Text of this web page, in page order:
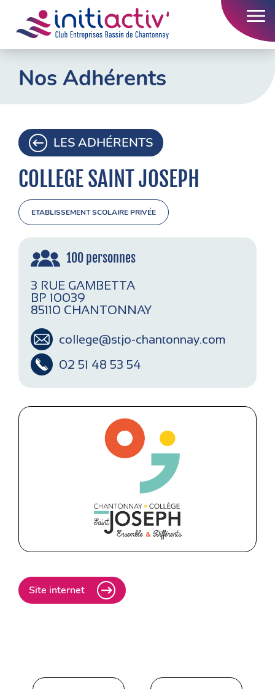
Accueil
L’association
Nos adhérents
Emploi
Contact
Nos Adhérents
LES ADHÉRENTS
COLLEGE SAINT JOSEPH
ETABLISSEMENT SCOLAIRE PRIVÉE
100 personnes
3 RUE GAMBETTA
BP 10039
85110 CHANTONNAY
college@stjo-chantonnay.com
02 51 48 53 54
Site internet